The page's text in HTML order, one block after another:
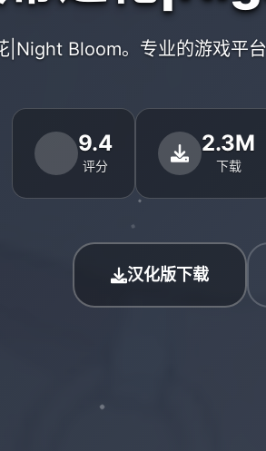
|Night Bloom。专业的游戏平
9.4
评分
2.3M
下载
汉化版下载